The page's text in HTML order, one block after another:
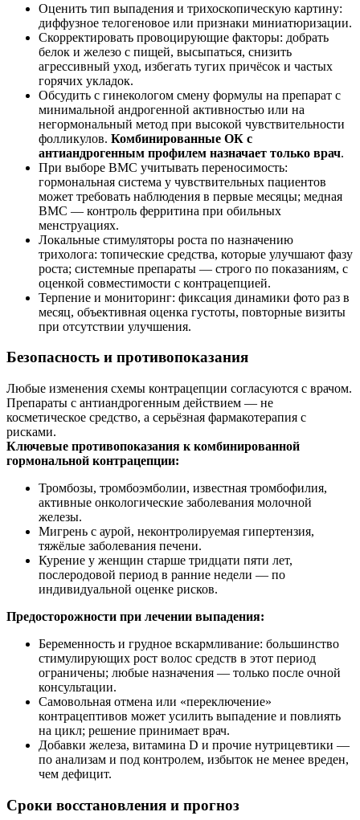
Оценить тип выпадения и трихоскопическую картину:
диффузное телогеновое или признаки миниатюризации.
Скорректировать провоцирующие факторы: добрать
белок и железо с пищей, высыпаться, снизить
агрессивный уход, избегать тугих причёсок и частых
горячих укладок.
Обсудить с гинекологом смену формулы на препарат с
минимальной андрогенной активностью или на
негормональный метод при высокой чувствительности
фолликулов. Комбинированные ОК с
антиандрогенным профилем назначает только врач.
При выборе ВМС учитывать переносимость:
гормональная система у чувствительных пациентов
может требовать наблюдения в первые месяцы; медная
ВМС — контроль ферритина при обильных
менструациях.
Локальные стимуляторы роста по назначению
трихолога: топические средства, которые улучшают фазу
роста; системные препараты — строго по показаниям, с
оценкой совместимости с контрацепцией.
Терпение и мониторинг: фиксация динамики фото раз в
месяц, объективная оценка густоты, повторные визиты
при отсутствии улучшения.
Безопасность и противопоказания
Любые изменения схемы контрацепции согласуются с врачом.
Препараты с антиандрогенным действием — не
косметическое средство, а серьёзная фармакотерапия с
рисками.
Ключевые противопоказания к комбинированной
гормональной контрацепции:
Тромбозы, тромбоэмболии, известная тромбофилия,
активные онкологические заболевания молочной
железы.
Мигрень с аурой, неконтролируемая гипертензия,
тяжёлые заболевания печени.
Курение у женщин старше тридцати пяти лет,
послеродовой период в ранние недели — по
индивидуальной оценке рисков.
Предосторожности при лечении выпадения:
Беременность и грудное вскармливание: большинство
стимулирующих рост волос средств в этот период
ограничены; любые назначения — только после очной
консультации.
Самовольная отмена или «переключение»
контрацептивов может усилить выпадение и повлиять
на цикл; решение принимает врач.
Добавки железа, витамина D и прочие нутрицевтики —
по анализам и под контролем, избыток не менее вреден,
чем дефицит.
Сроки восстановления и прогноз